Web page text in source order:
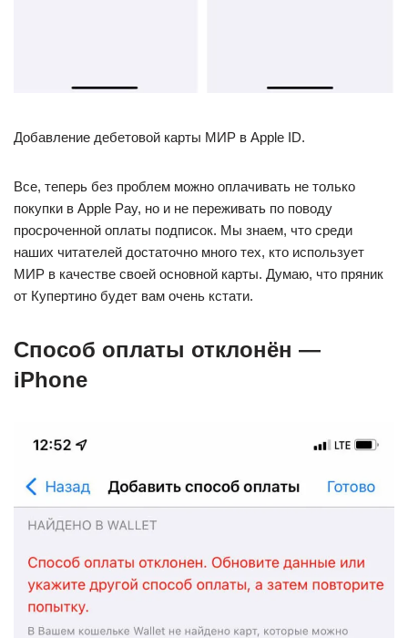
Добавление дебетовой карты МИР в Apple ID.
Все, теперь без проблем можно оплачивать не только
покупки в Apple Pay, но и не переживать по поводу
просроченной оплаты подписок. Мы знаем, что среди
наших читателей достаточно много тех, кто использует
МИР в качестве своей основной карты. Думаю, что пряник
от Купертино будет вам очень кстати.
Способ оплаты отклонён —
iPhone